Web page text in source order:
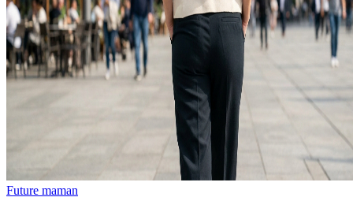
Future maman